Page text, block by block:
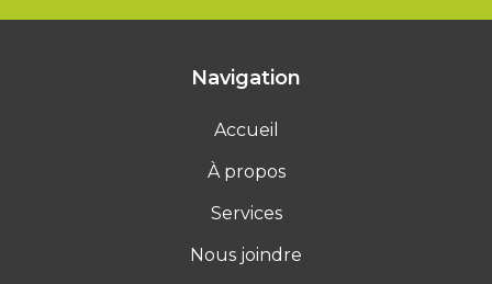
Navigation
Accueil
À propos
Services
Nous joindre